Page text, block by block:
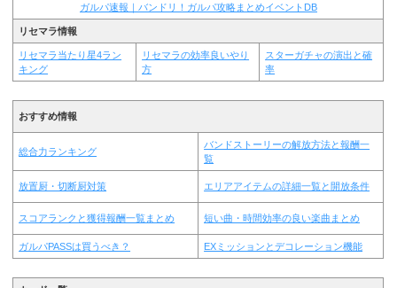
ガルパ速報｜バンドリ！ガルパ攻略まとめイベントDB
リセマラ情報
リセマラ当たり星4ラン
キング
リセマラの効率良いやり
方
スターガチャの演出と確
率
おすすめ情報
総合力ランキング
バンドストーリーの解放方法と報酬一
覧
放置厨・切断厨対策 エリアアイテムの詳細一覧と開放条件
スコアランクと獲得報酬一覧まとめ 短い曲・時間効率の良い楽曲まとめ
ガルパPASSは買うべき？ EXミッションとデコレーション機能